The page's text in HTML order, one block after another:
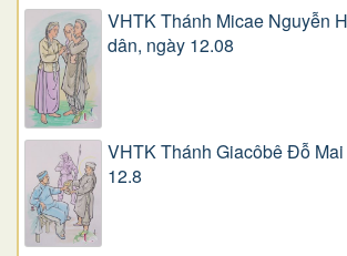
VHTK Thánh Micae Nguyễn
dân, ngày 12.08
VHTK Thánh Giacôbê Ðỗ
12.8